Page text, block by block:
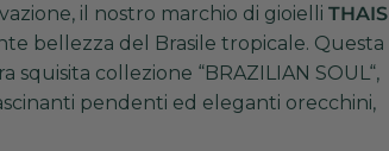
il nostro marchio di gioielli THAIS
bellezza del Brasile tropicale. Questa
squisita collezione “BRAZILIAN SOUL“,
pendenti ed eleganti orecchini,